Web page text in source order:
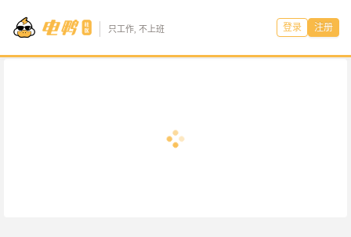
只工作, 不上班 登录 注册